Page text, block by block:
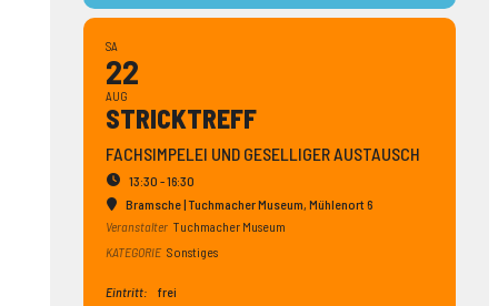
SA
22
AUG
STRICK­TREFF
FACHSIMPELEI UND GESELLIGER AUSTAUSCH
13:30 - 16:30
Bramsche | Tuchmacher Museum, Mühlenort 6
Veranstalter Tuchmacher Museum
KATEGORIE Sonstiges
Eintritt: frei